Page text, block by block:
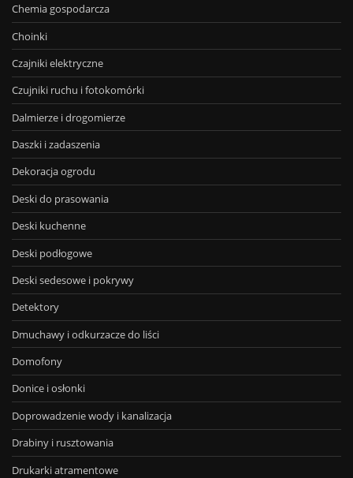
Chemia gospodarcza
Choinki
Czajniki elektryczne
Czujniki ruchu i fotokomórki
Dalmierze i drogomierze
Daszki i zadaszenia
Dekoracja ogrodu
Deski do prasowania
Deski kuchenne
Deski podłogowe
Deski sedesowe i pokrywy
Detektory
Dmuchawy i odkurzacze do liści
Domofony
Donice i osłonki
Doprowadzenie wody i kanalizacja
Drabiny i rusztowania
Drukarki atramentowe